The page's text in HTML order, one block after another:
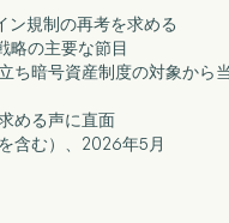
ン規制の再考を求める
略の主要な節目
暗号資産制度の対象から
める声に直面
含む）、2026年5月